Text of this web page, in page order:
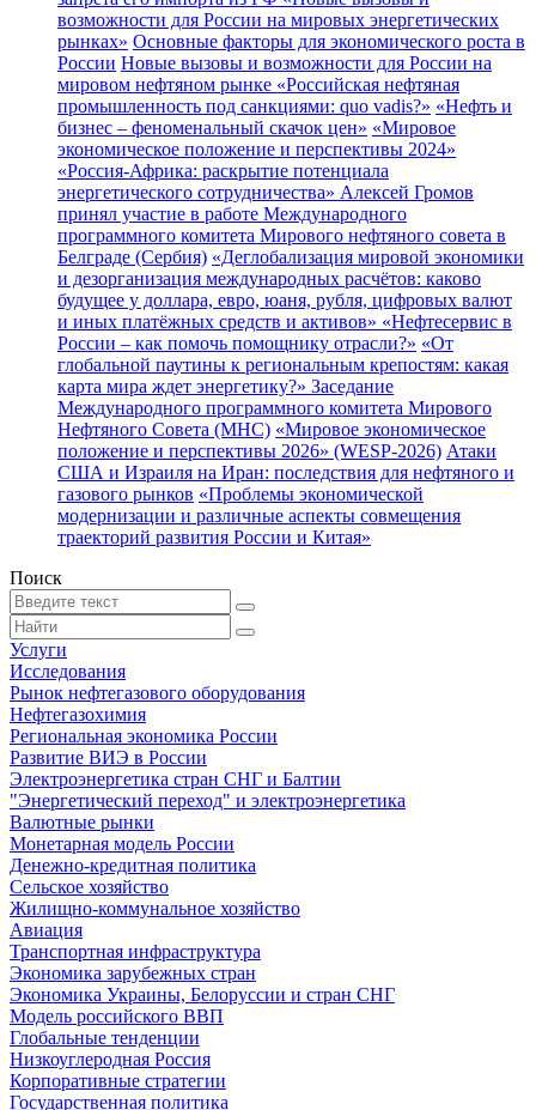
возможности для России на мировых энергетических
рынках» Основные факторы для экономического роста в
России Новые вызовы и возможности для России на
мировом нефтяном рынке «Российская нефтяная
промышленность под санкциями: quo vadis?» «Нефть и
бизнес – феноменальный скачок цен» «Мировое
экономическое положение и перспективы 2024»
«Россия-Африка: раскрытие потенциала
энергетического сотрудничества» Алексей Громов
принял участие в работе Международного
программного комитета Мирового нефтяного совета в
Белграде (Сербия) «Деглобализация мировой экономики
и дезорганизация международных расчётов: каково
будущее у доллара, евро, юаня, рубля, цифровых валют
и иных платёжных средств и активов» «Нефтесервис в
России – как помочь помощнику отрасли?» «От
глобальной паутины к региональным крепостям: какая
карта мира ждет энергетику?» Заседание
Международного программного комитета Мирового
Нефтяного Совета (МНС) «Мировое экономическое
положение и перспективы 2026» (WESP-2026) Атаки
США и Израиля на Иран: последствия для нефтяного и
газового рынков «Проблемы экономической
модернизации и различные аспекты совмещения
траекторий развития России и Китая»
Поиск
Услуги
Исследования
Рынок нефтегазового оборудования
Нефтегазохимия
Региональная экономика России
Развитие ВИЭ в России
Электроэнергетика стран СНГ и Балтии
"Энергетический переход" и электроэнергетика
Валютные рынки
Монетарная модель России
Денежно-кредитная политика
Сельское хозяйство
Жилищно-коммунальное хозяйство
Авиация
Транспортная инфраструктура
Экономика зарубежных стран
Экономика Украины, Белоруссии и стран СНГ
Модель российского ВВП
Глобальные тенденции
Низкоуглеродная Россия
Корпоративные стратегии
Государственная политика